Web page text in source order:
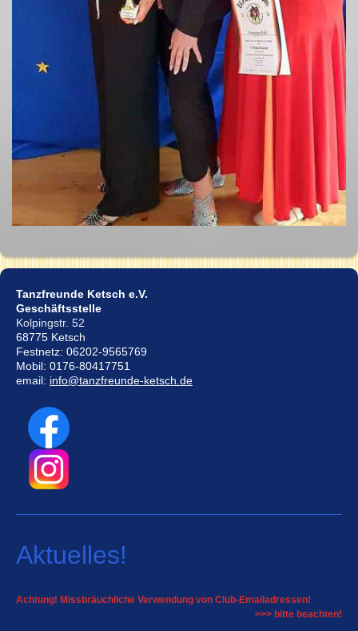
Tanzfreunde Ketsch e.V.
Geschäftsstelle
Kolpingstr. 52
68775 Ketsch
Festnetz: 06202-9565769
Mobil: 0176-80417751
email: info@tanzfreunde-ketsch.de
Aktuelles!
Achtung! Missbräuchliche Verwendung von Club-Emailadressen!
>>> bitte beachten!